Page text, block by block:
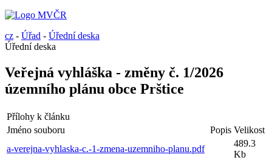
cz - Úřad - Úřední deska
Úřední deska
Veřejná vyhláška - změny č. 1/2026
územního plánu obce Prštice
Přílohy k článku
Jméno souboru
Popis Velikost
a-verejna-vyhlaska-c.-1-zmena-uzemniho-planu.pdf
489.3
Kb